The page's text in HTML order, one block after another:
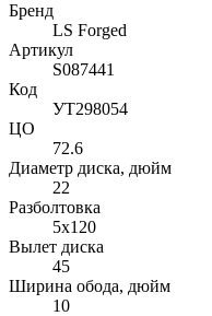
Бренд
LS Forged
Артикул
S087441
Код
УТ298054
ЦО
72.6
Диаметр диска, дюйм
22
Разболтовка
5x120
Вылет диска
45
Ширина обода, дюйм
10